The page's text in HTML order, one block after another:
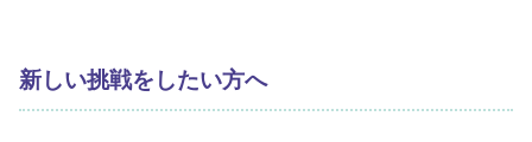
新しい挑戦をしたい方へ